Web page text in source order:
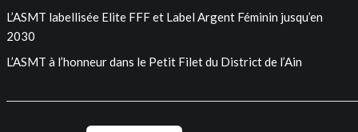
L’ASMT labellisée Elite FFF et Label Argent Féminin jusqu’en
2030
L’ASMT à l’honneur dans le Petit Filet du District de l’Ain